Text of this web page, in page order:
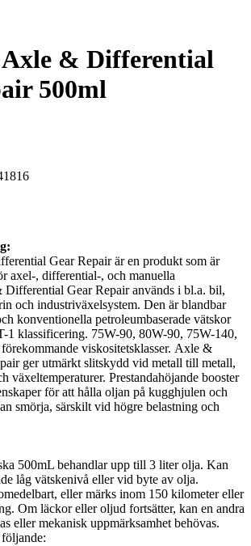
& Differential
500ml
Gear Repair är en produkt som är
axel-, differential-, och manuella
Gear Repair används i bl.a. bil,
och industriväxelsystem. Den är blandbar
konventionella petroleumbaserade vätskor
1 klassificering. 75W-90, 80W-90, 75W-140,
viskositetsklasser. Axle &
ger utmärkt slitskydd vid metall till metall,
växeltemperaturer. Prestandahöjande booster
för att hålla oljan på kugghjulen och
smörja, särskilt vid högre belastning och
500mL behandlar upp till 3 liter olja. Kan
låg vätskenivå eller vid byte av olja.
eller märks inom 150 kilometer eller
Om läckor eller oljud fortsätter, kan en andra
eller mekanisk uppmärksamhet behövas.